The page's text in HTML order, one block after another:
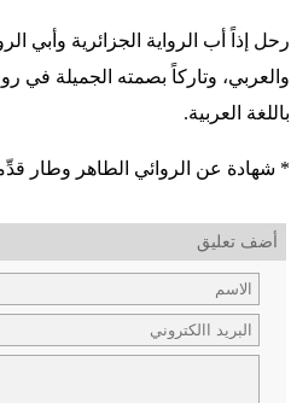
رحل إذاً أب الرواية الجزائرية وأبي
والعربي، وتاركاً بصمته الجميلة في
باللغة العربية.
* شهادة عن الروائي الطاهر وطار
أضف تعليق